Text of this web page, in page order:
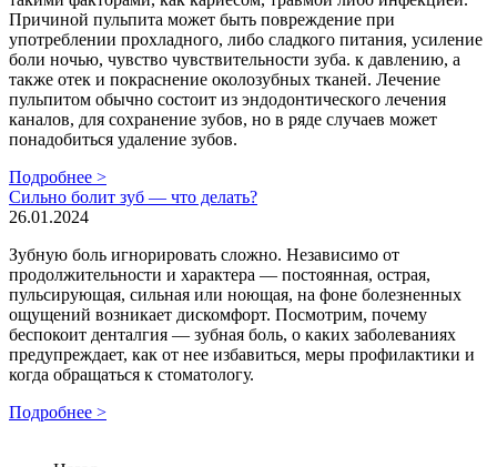
Причиной пульпита может быть повреждение при
употреблении прохладного, либо сладкого питания, усиление
боли ночью, чувство чувствительности зуба. к давлению, а
также отек и покраснение околозубных тканей. Лечение
пульпитом обычно состоит из эндодонтического лечения
каналов, для сохранение зубов, но в ряде случаев может
понадобиться удаление зубов.
Подробнее >
Сильно болит зуб — что делать?
26.01.2024
Зубную боль игнорировать сложно. Независимо от
продолжительности и характера — постоянная, острая,
пульсирующая, сильная или ноющая, на фоне болезненных
ощущений возникает дискомфорт. Посмотрим, почему
беспокоит денталгия — зубная боль, о каких заболеваниях
предупреждает, как от нее избавиться, меры профилактики и
когда обращаться к стоматологу.
Подробнее >